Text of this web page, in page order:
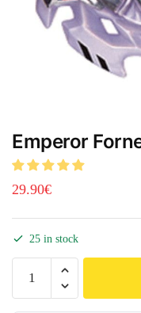
Emperor
29.90€
25 in stock